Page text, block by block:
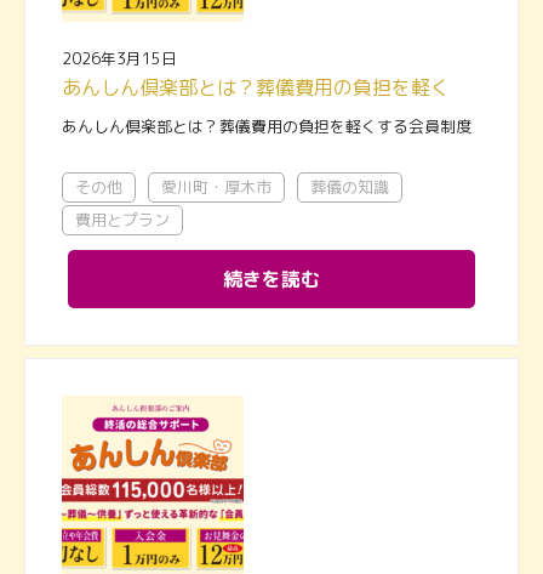
2026年3月15日
あんしん倶楽部とは？葬儀費用の負担を軽くする会員制度
その他 愛川町・厚木市
葬儀の知識
費用とプラン
続きを読む